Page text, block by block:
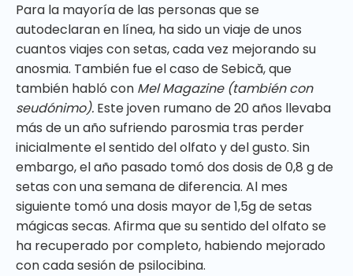
Para la mayoría de las personas que se
autodeclaran en línea, ha sido un viaje de unos
cuantos viajes con setas, cada vez mejorando su
anosmia. También fue el caso de Sebică, que
también habló con Mel Magazine (también con
seudónimo). Este joven rumano de 20 años llevaba
más de un año sufriendo parosmia tras perder
inicialmente el sentido del olfato y del gusto. Sin
embargo, el año pasado tomó dos dosis de 0,8 g de
setas con una semana de diferencia. Al mes
siguiente tomó una dosis mayor de 1,5g de setas
mágicas secas. Afirma que su sentido del olfato se
ha recuperado por completo, habiendo mejorado
con cada sesión de psilocibina.